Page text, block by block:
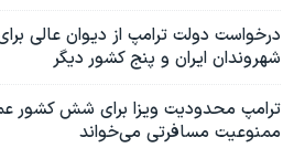
درخواست دولت ترامپ از دیوان عالی
شهروندان ایران و پنج کشور دیگر
ترامپ محدودیت ویزا برای شش کشور
ممنوعیت مسافرتی می‌خواند